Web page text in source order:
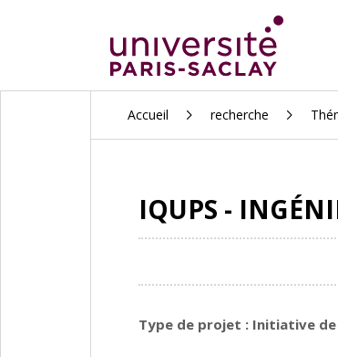
Accueil recherche
IQUPS -
Type de projet : Initiative de